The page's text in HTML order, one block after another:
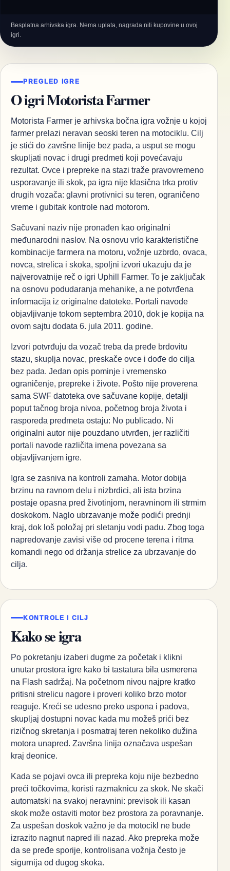
Besplatna arhivska igra. Nema uplata, nagrada niti kupovine u ovoj
igri.
PREGLED IGRE
O igri Motorista Farmer
Motorista Farmer je arhivska bočna igra vožnje u kojoj
farmer prelazi neravan seoski teren na motociklu. Cilj
je stići do završne linije bez pada, a usput se mogu
skupljati novac i drugi predmeti koji povećavaju
rezultat. Ovce i prepreke na stazi traže pravovremeno
usporavanje ili skok, pa igra nije klasična trka protiv
drugih vozača: glavni protivnici su teren, ograničeno
vreme i gubitak kontrole nad motorom.
Sačuvani naziv nije pronađen kao originalni
međunarodni naslov. Na osnovu vrlo karakteristične
kombinacije farmera na motoru, vožnje uzbrdo, ovaca,
novca, strelica i skoka, spoljni izvori ukazuju da je
najverovatnije reč o igri Uphill Farmer. To je zaključak
na osnovu podudaranja mehanike, a ne potvrđena
informacija iz originalne datoteke. Portali navode
objavljivanje tokom septembra 2010, dok je kopija na
ovom sajtu dodata 6. jula 2011. godine.
Izvori potvrđuju da vozač treba da pređe brdovitu
stazu, skuplja novac, preskače ovce i dođe do cilja
bez pada. Jedan opis pominje i vremensko
ograničenje, prepreke i živote. Pošto nije proverena
sama SWF datoteka ove sačuvane kopije, detalji
poput tačnog broja nivoa, početnog broja života i
rasporeda predmeta ostaju: No publicado. Ni
originalni autor nije pouzdano utvrđen, jer različiti
portali navode različita imena povezana sa
objavljivanjem igre.
Igra se zasniva na kontroli zamaha. Motor dobija
brzinu na ravnom delu i nizbrdici, ali ista brzina
postaje opasna pred životinjom, neravninom ili strmim
doskokom. Naglo ubrzavanje može podići prednji
kraj, dok loš položaj pri sletanju vodi padu. Zbog toga
napredovanje zavisi više od procene terena i ritma
komandi nego od držanja strelice za ubrzavanje do
cilja.
KONTROLE I CILJ
Kako se igra
Po pokretanju izaberi dugme za početak i klikni
unutar prostora igre kako bi tastatura bila usmerena
na Flash sadržaj. Na početnom nivou najpre kratko
pritisni strelicu nagore i proveri koliko brzo motor
reaguje. Kreći se udesno preko uspona i padova,
skupljaj dostupni novac kada mu možeš prići bez
rizičnog skretanja i posmatraj teren nekoliko dužina
motora unapred. Završna linija označava uspešan
kraj deonice.
Kada se pojavi ovca ili prepreka koju nije bezbedno
preći točkovima, koristi razmaknicu za skok. Ne skači
automatski na svakoj neravnini: previsok ili kasan
skok može ostaviti motor bez prostora za poravnanje.
Za uspešan doskok važno je da motocikl ne bude
izrazito nagnut napred ili nazad. Ako prepreka može
da se pređe sporije, kontrolisana vožnja često je
sigurnija od dugog skoka.